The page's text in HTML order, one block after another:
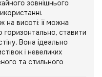
зовнішнього
на висоті: її можна
ставити
Вона ідеально
і невеликих
та стильного